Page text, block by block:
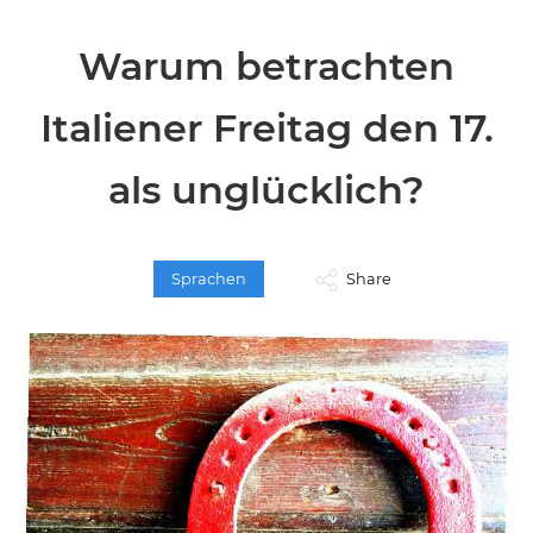
Warum betrachten
Italiener Freitag den 17.
als unglücklich?
Sprachen Share